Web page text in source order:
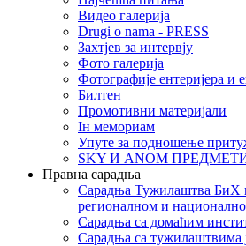
Видео галерија
Drugi o nama - PRESS
Захтјев за интервју
Фото галерија
Фотографије ентеријера и
Билтен
Промотивни материјали
Iн мемориам
Упуте за подношење
SKY И ANOM
Правна сарадња
Сарадња Тужилаштва БиХ
регионалном и
Сарадња са домаћим
Сарадња са тужилаштвима